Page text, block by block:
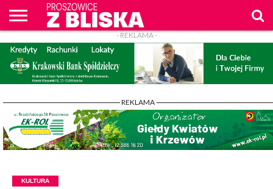
O
NAS
WIADOMOŚCI
ZAPYTAM
WPROST
CENNIK
REKLAM
PROSZOWICE
Z BLISKA
KONTAKT
- REKLAMA -
- REKLAMA -
KULTURA